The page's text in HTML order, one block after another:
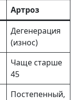
Артроз
Дегенерация
(износ)
Чаще старше
45
Постепенный,